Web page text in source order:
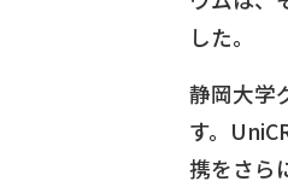
した。
静岡大学
す。
携をさら